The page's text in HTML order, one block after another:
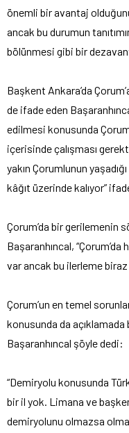
önemli bir avantaj
ancak bu durumun
bölünmesi gibi bir
Başkent Ankara’da
de ifade eden
edilmesi konusunda
içerisinde çalışması
yakın Çorumlunun
kâğıt üzerinde kalıyor”
Çorum’da bir gerilemenin
Başaranhıncal,
var ancak bu ilerleme
Çorum’un en temel
konusunda da açıklamada
Başaranhıncal şöyle dedi:
“Demiryolu konusunda
bir il yok. Limana ve
demiryolunu olmazsa